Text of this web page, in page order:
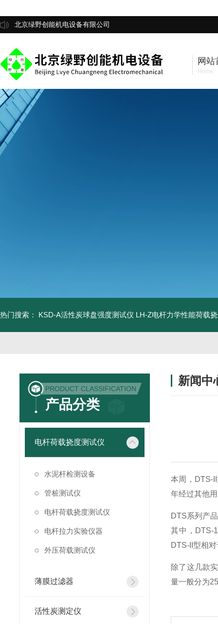
北京绿野创能机电设备有限公司
网站
Home
热门搜索： KSD-A活性炭球盘强度测试仪 LH-Z电杆力学性能荷载
PRODUCT CLASSIFICATION
产品分类
电杆荷载挠度测试仪
水泥杆检测设备
管桩测试仪
电杆荷载挠度测试仪
电杆拉力实验仪器
外压荷载测试仪
薄膜过滤器
活性炭测定仪
新闻中
本周，DTS-
年经过其他
DTS系列产
其中，DTS-
DTS-II型相
除了这几款
量一般分为